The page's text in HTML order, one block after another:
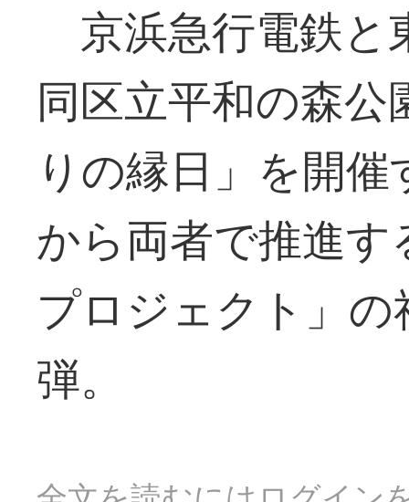
京浜急行電鉄と
同区立平和の森
りの縁日」を開
から両者で推進
プロジェクト」
弾。